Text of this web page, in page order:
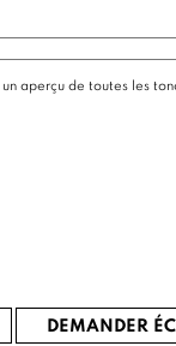
un aperçu de toutes les
DEMANDER